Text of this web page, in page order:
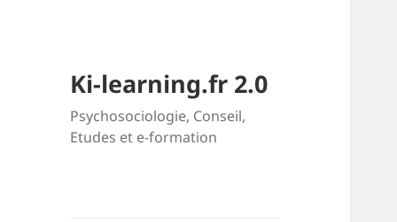
Ki-learning.fr 2.0
Psychosociologie, Conseil,
Etudes et e-formation